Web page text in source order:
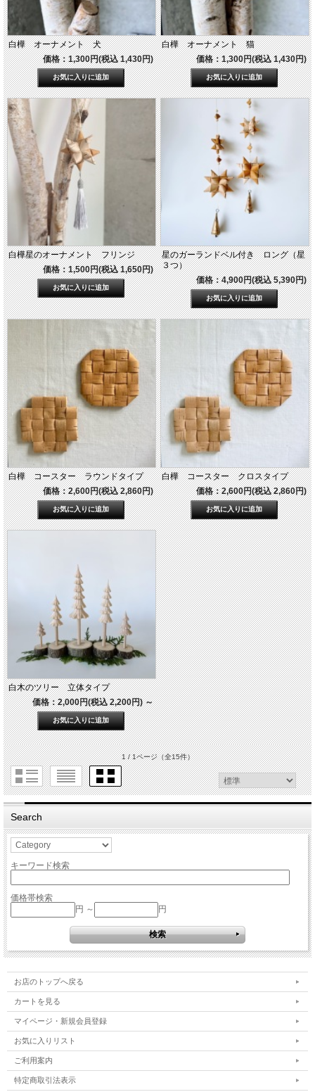
白樺 オーナメント 犬
価格：1,300円(税込 1,430円)
白樺 オーナメント 猫
価格：1,300円(税込 1,430円)
白樺星のオーナメント フリンジ
価格：1,500円(税込 1,650円)
星のガーランドベル付き ロング（星
３つ）
価格：4,900円(税込 5,390円)
白樺 コースター ラウンドタイプ
価格：2,600円(税込 2,860円)
白樺 コースター クロスタイプ
価格：2,600円(税込 2,860円)
白木のツリー 立体タイプ
価格：2,000円(税込 2,200円)～
1 / 1ページ（全15件）
Search
キーワード検索
価格帯検索
円 ～
円
お店のトップへ戻る
カートを見る
マイページ・新規会員登録
お気に入りリスト
ご利用案内
特定商取引法表示